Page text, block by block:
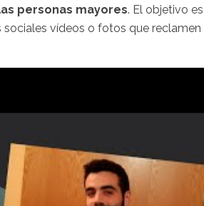
personas mayores. El objetivo es
vídeos o fotos que reclamen